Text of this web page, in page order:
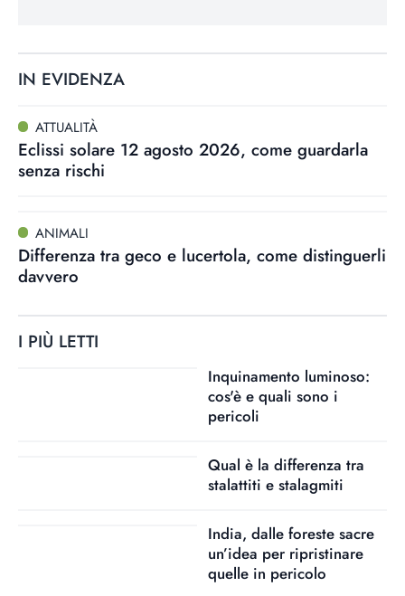
IN EVIDENZA
ATTUALITÀ
Eclissi solare 12 agosto 2026, come guardarla
senza rischi
ANIMALI
Differenza tra geco e lucertola, come distinguerli
davvero
I PIÙ LETTI
Inquinamento luminoso:
cos'è e quali sono i
pericoli
Qual è la differenza tra
stalattiti e stalagmiti
India, dalle foreste sacre
un’idea per ripristinare
quelle in pericolo